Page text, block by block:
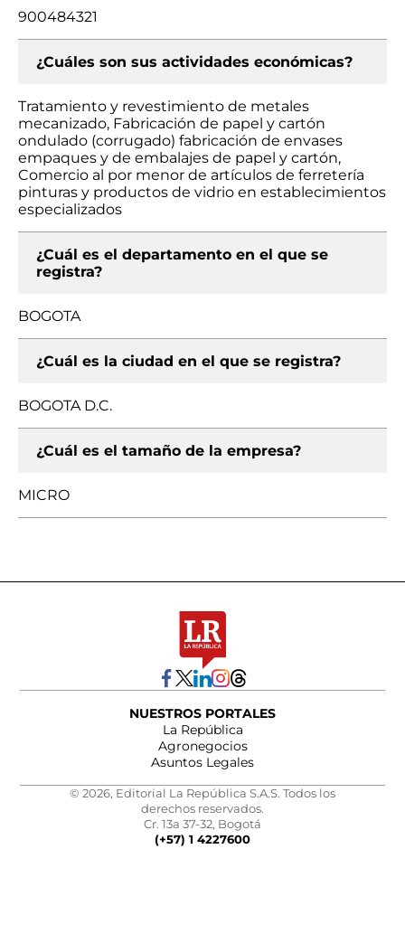
900484321
¿Cuáles son sus actividades económicas?
Tratamiento y revestimiento de metales
mecanizado, Fabricación de papel y cartón
ondulado (corrugado) fabricación de envases
empaques y de embalajes de papel y cartón,
Comercio al por menor de artículos de ferretería
pinturas y productos de vidrio en establecimientos
especializados
¿Cuál es el departamento en el que se
registra?
BOGOTA
¿Cuál es la ciudad en el que se registra?
BOGOTA D.C.
¿Cuál es el tamaño de la empresa?
MICRO
NUESTROS PORTALES
La República
Agronegocios
Asuntos Legales
© 2026, Editorial La República S.A.S. Todos los
derechos reservados.
Cr. 13a 37-32, Bogotá
(+57) 1 4227600